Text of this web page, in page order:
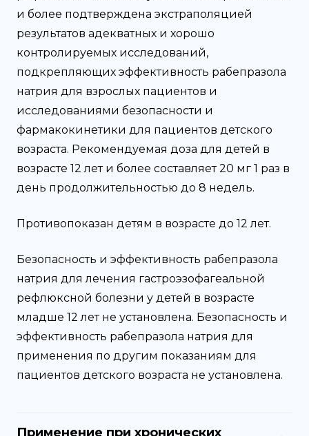
и более подтверждена экстраполяцией
результатов адекватных и хорошо
контролируемых исследований,
подкрепляющих эффективность рабепразола
натрия для взрослых пациентов и
исследованиями безопасности и
фармакокинетики для пациентов детского
возраста. Рекомендуемая доза для детей в
возрасте 12 лет и более составляет 20 мг 1 раз в
день продолжительностью до 8 недель.
Противопоказан детям в возрасте до 12 лет.
Безопасность и эффективность рабепразола
натрия для лечения гастроэзофагеальной
рефлюксной болезни у детей в возрасте
младше 12 лет не установлена. Безопасность и
эффективность рабепразола натрия для
применения по другим показаниям для
пациентов детского возраста не установлена.
Применение при хронических